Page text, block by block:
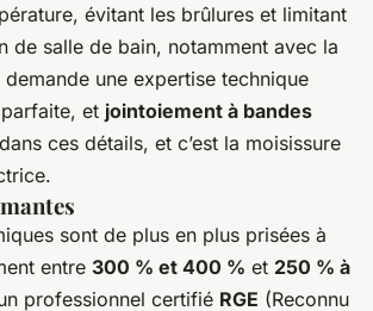
évitant les brûlures et limitant
de salle de bain, notamment avec la
une expertise technique
et jointoiement à bandes
ces détails, et c’est la moisissure
sont de plus en plus prisées à
entre 300 % et 400 % et 250 % à
professionnel certifié RGE (Reconnu